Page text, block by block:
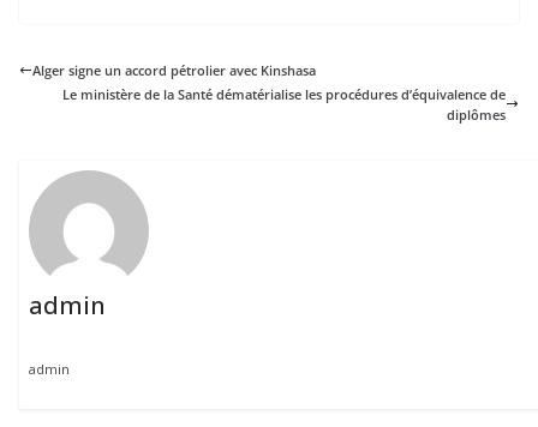
Alger signe un accord pétrolier avec Kinshasa
Le ministère de la Santé dématérialise les procédures d’équivalence de
diplômes
admin
admin